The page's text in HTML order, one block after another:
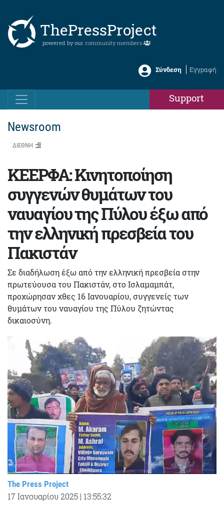
ThePressProject
powered by our community members
Σύνδεση Εγγραφή
Support
Newsroom
ΔΙΕΘΝΗ
ΚΕΕΡΦΑ: Κινητοποίηση
συγγενών θυμάτων του
ναυαγίου της Πύλου έξω από
την ελληνική πρεσβεία του
Πακιστάν
Σε διαδήλωση έξω από την ελληνική πρεσβεία στην
πρωτεύουσα του Πακιστάν, στο Ισλαμαμπάτ,
προχώρησαν χθες 16 Ιανουαρίου, συγγενείς των
θυμάτων του ναυαγίου της Πύλου ζητώντας
δικαιοσύνη.
The Press Project
17 Ιανουαρίου 2025 | 13:55:32